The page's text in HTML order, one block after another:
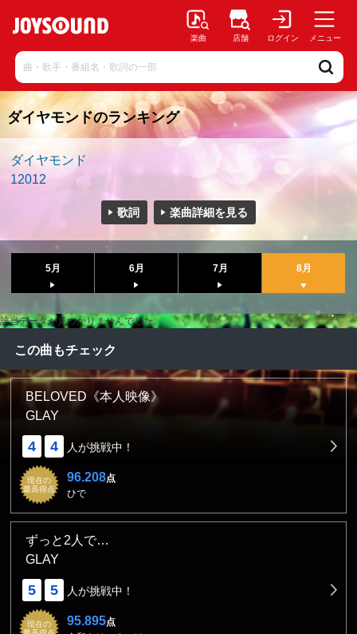
楽曲 店舗 ログイン メニュー
ダイヤモンドのランキング
ダイヤモンド
12012
歌詞 楽曲詳細を見る
5月 6月 7月 8月
該当データが見つかりませんでした。
この曲もチェック
BELOVED《本人映像》
GLAY
4 4 人が挑戦中！
現在の
最高得点
96.208点
ひで
ずっと2人で…
GLAY
5 5 人が挑戦中！
現在の
95.895点